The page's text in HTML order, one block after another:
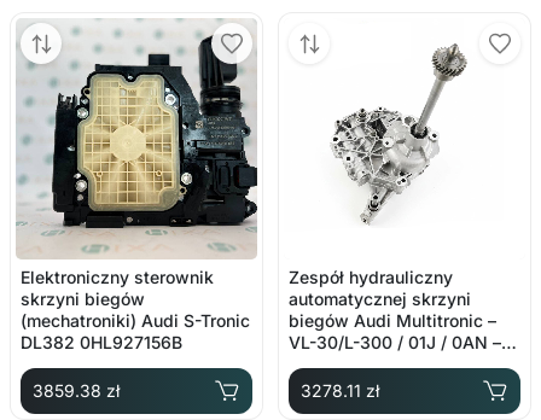
Elektroniczny sterownik
skrzyni biegów
(mechatroniki) Audi S-Tronic
DL382 0HL927156B
3859.38 zł
Zespół hydrauliczny
automatycznej skrzyni
biegów Audi Multitronic –
VL-30/L-300 / 01J / 0AN –
OE: 01J927156CQ
3278.11 zł